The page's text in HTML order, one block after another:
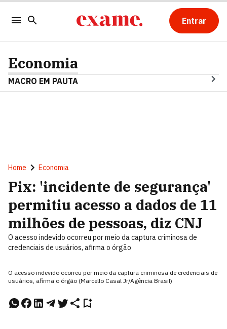
Entrar
Economia
MACRO EM PAUTA
Home Economia
Pix: 'incidente de segurança'
permitiu acesso a dados de 11
milhões de pessoas, diz CNJ
O acesso indevido ocorreu por meio da captura criminosa de
credenciais de usuários, afirma o órgão
O acesso indevido ocorreu por meio da captura criminosa de credenciais de
usuários, afirma o órgão (Marcello Casal Jr/Agência Brasil)